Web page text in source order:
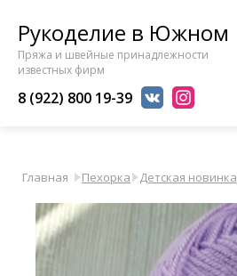
Рукоделие в Южном
Пряжа и швейные принадлежности
известных фирм
8 (922) 800 19-39
Главная Пехорка Детская новинка